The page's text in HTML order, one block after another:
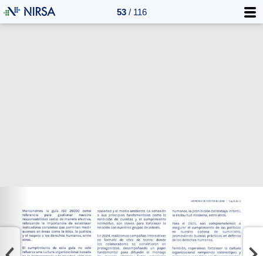
53/ 116